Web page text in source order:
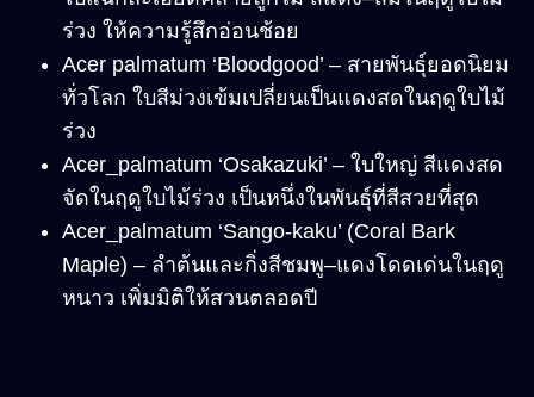
ร่วง ให้ความรู้สึกอ่อนช้อย
Acer palmatum ‘Bloodgood’ – สายพันธุ์ยอดนิยม
ทั่วโลก ใบสีม่วงเข้มเปลี่ยนเป็นแดงสดในฤดูใบไม้
ร่วง
Acer_palmatum ‘Osakazuki’ – ใบใหญ่ สีแดงสด
จัดในฤดูใบไม้ร่วง เป็นหนึ่งในพันธุ์ที่สีสวยที่สุด
Acer_palmatum ‘Sango-kaku’ (Coral Bark
Maple) – ลำต้นและกิ่งสีชมพู–แดงโดดเด่นในฤดู
หนาว เพิ่มมิติให้สวนตลอดปี